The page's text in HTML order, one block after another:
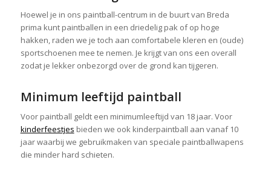
Hoewel je in ons paintball-centrum in de buurt van Breda
prima kunt paintballen in een driedelig pak of op hoge
hakken, raden we je toch aan comfortabele kleren en (oude)
sportschoenen mee te nemen. Je krijgt van ons een overall
zodat je lekker onbezorgd over de grond kan tijgeren.
Minimum leeftijd paintball
Voor paintball geldt een minimumleeftijd van 18 jaar. Voor
kinderfeestjes bieden we ook kinderpaintball aan vanaf 10
jaar waarbij we gebruikmaken van speciale paintballwapens
die minder hard schieten.